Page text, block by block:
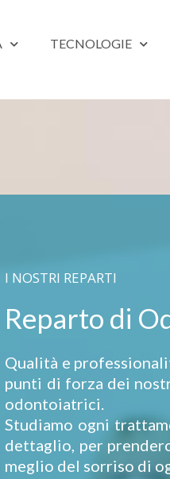
TECNOLOGIE
I NOSTRI REPARTI
Reparto di
Qualità e
punti di forza dei
odontoiatrici.
Studiamo ogni
dettaglio, per
meglio del sorriso di